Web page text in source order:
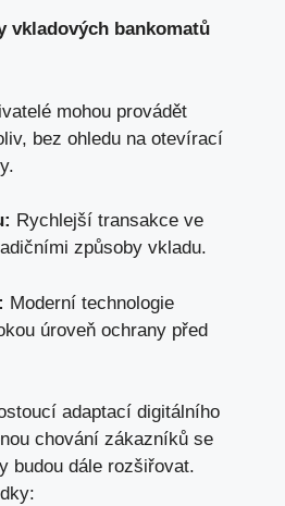
vkladových bankomatů‍
mohou provádět
bez ohledu na⁤ otevírací
.
⁤Rychlejší transakce ve
způsoby vkladu.
Moderní technologie
úroveň ochrany před
adaptací digitálního
chování zákazníků se
budou dále rozšiřovat.